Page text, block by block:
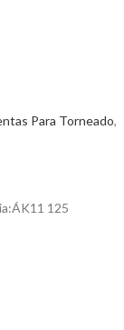
Para Torneado,
125